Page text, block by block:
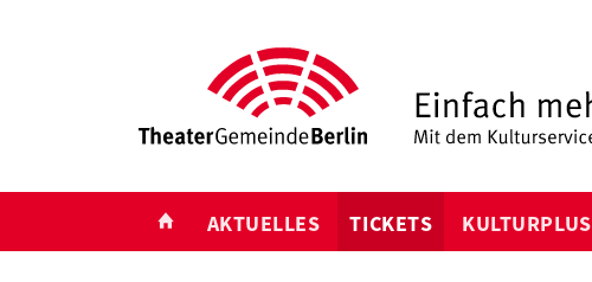
START
AKTUELLES TICKETS KULTURPLUS